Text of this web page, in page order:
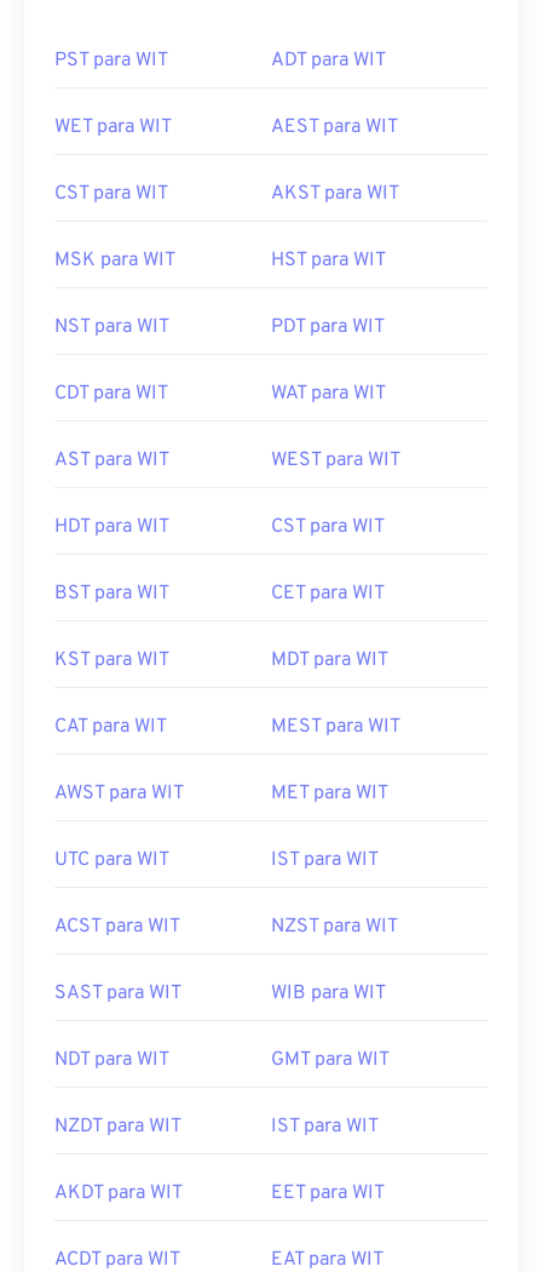
PST para WIT ADT para WIT
WET para WIT AEST para WIT
CST para WIT AKST para WIT
MSK para WIT HST para WIT
NST para WIT PDT para WIT
CDT para WIT WAT para WIT
AST para WIT WEST para WIT
HDT para WIT CST para WIT
BST para WIT CET para WIT
KST para WIT MDT para WIT
CAT para WIT MEST para WIT
AWST para WIT MET para WIT
UTC para WIT IST para WIT
ACST para WIT NZST para WIT
SAST para WIT WIB para WIT
NDT para WIT GMT para WIT
NZDT para WIT IST para WIT
AKDT para WIT EET para WIT
ACDT para WIT EAT para WIT